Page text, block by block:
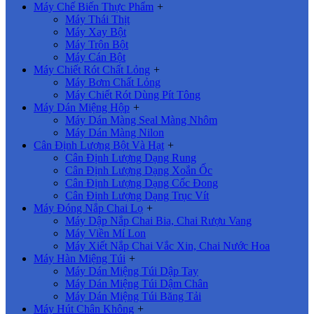
Máy Chế Biến Thực Phẩm +
Máy Thái Thịt
Máy Xay Bột
Máy Trộn Bột
Máy Cán Bột
Máy Chiết Rót Chất Lỏng +
Máy Bơm Chất Lỏng
Máy Chiết Rót Dùng Pít Tông
Máy Dán Miệng Hộp +
Máy Dán Màng Seal Màng Nhôm
Máy Dán Màng Nilon
Cân Định Lượng Bột Và Hạt +
Cân Định Lượng Dạng Rung
Cân Định Lượng Dạng Xoắn Ốc
Cân Định Lượng Dạng Cốc Đong
Cân Định Lượng Dạng Trục Vít
Máy Đóng Nắp Chai Lọ +
Máy Dập Nắp Chai Bia, Chai Rượu Vang
Máy Viền Mí Lon
Máy Xiết Nắp Chai Vắc Xin, Chai Nước Hoa
Máy Hàn Miệng Túi +
Máy Dán Miệng Túi Dập Tay
Máy Dán Miệng Túi Dậm Chân
Máy Dán Miệng Túi Băng Tải
Máy Hút Chân Không +